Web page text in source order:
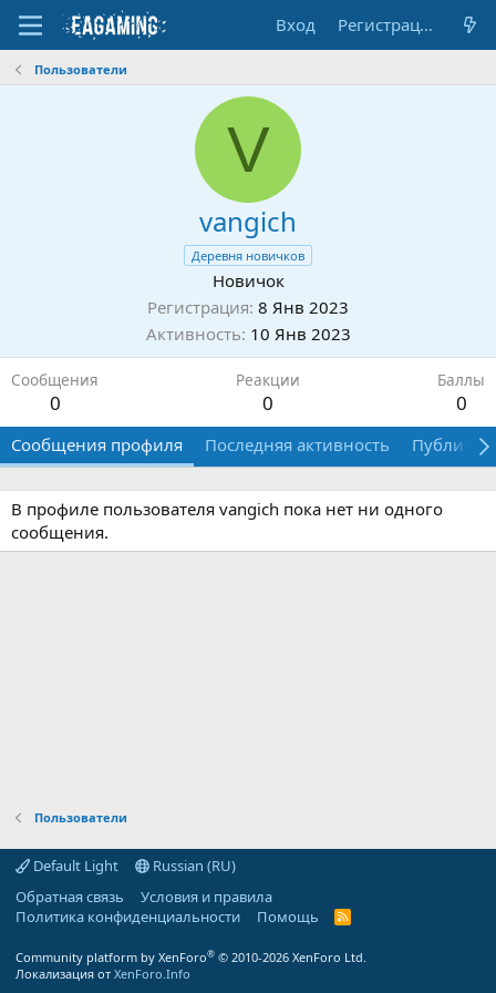
Вход Регистрация
Пользователи
V
vangich
Деревня новичков
Новичок
Регистрация 8 Янв 2023
Активность 10 Янв 2023
Сообщения
0
Реакции
0
Баллы
0
Сообщения профиля Последняя активность
В профиле пользователя vangich пока нет ни одного
сообщения.
Пользователи
Default Light
Russian (RU)
Обратная связь
Условия и правила
Политика конфиденциальности
Помощь
R
Community platform by XenForo® © 2010-2026 XenForo Ltd.
Локализация от XenForo.Info